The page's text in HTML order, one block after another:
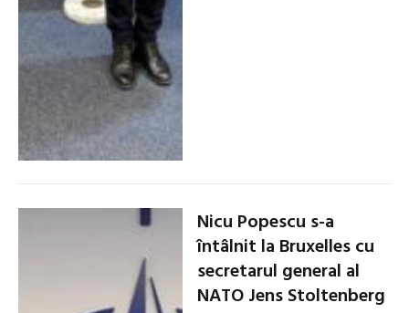
Nicu Popescu s-a
întâlnit la Bruxelles cu
secretarul general al
NATO Jens Stoltenberg